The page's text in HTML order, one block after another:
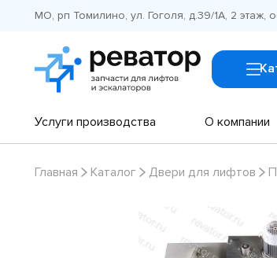
МО, рп Томилино, ул. Гоголя, д.39/1А, 2 этаж,
Услуги производства О компании
Главная Каталог Двери для лифтов